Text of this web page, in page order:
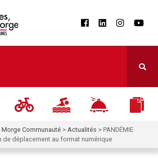
Communauté > Actualités > PANDÉMIE
de déplacement au format numérique